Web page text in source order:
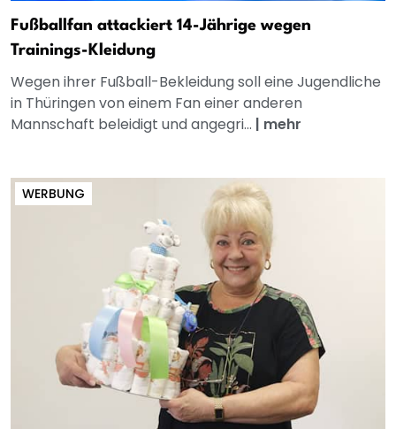
Fußballfan attackiert 14-Jährige wegen
Trainings-Kleidung
Wegen ihrer Fußball-Bekleidung soll eine Jugendliche
in Thüringen von einem Fan einer anderen
Mannschaft beleidigt und angegri... | mehr
WERBUNG